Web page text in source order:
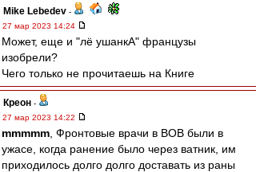
Mike Lebedev -
27 мар 2023 14:24
Может, еще и "лё ушанкА" французы
изобрели?
Чего только не прочитаешь на Книге
Креон -
27 мар 2023 14:22
mmmmm , Фронтовые врачи в ВОВ были в
ужасе, когда ранение было через ватник, им
приходилось долго долго доставать из раны